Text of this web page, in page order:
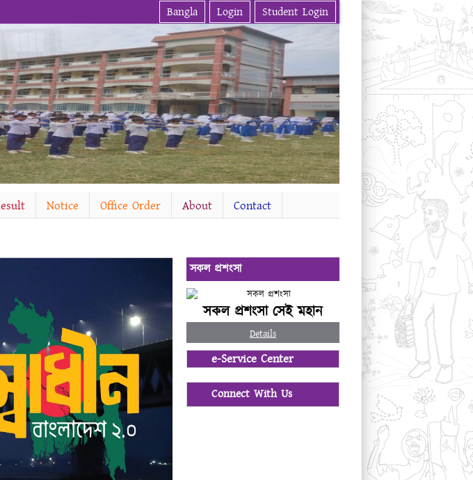
Bangla Login Student Login
Notice Office Order About
Contact
সকল প্রশংসা
সকল প্রশংসা সেই মহান
Details
e-Service Center
Connect With Us